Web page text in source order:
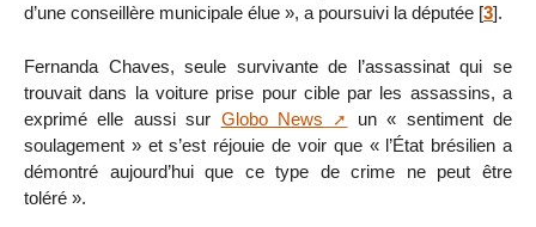
d’une conseillère municipale élue », a poursuivi la députée [3].
Fernanda Chaves, seule survivante de l’assassinat qui se
trouvait dans la voiture prise pour cible par les assassins, a
exprimé elle aussi sur Globo News
un « sentiment de
soulagement » et s’est réjouie de voir que « l’État brésilien a
démontré aujourd’hui que ce type de crime ne peut être
toléré ».